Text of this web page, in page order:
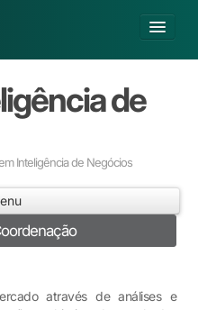
de
Inteligência de Negócios
através de análises e